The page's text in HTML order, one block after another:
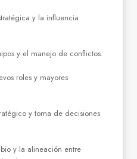
y la influencia
y el manejo de conflictos.
roles y mayores
y toma de decisiones
y la alineación entre